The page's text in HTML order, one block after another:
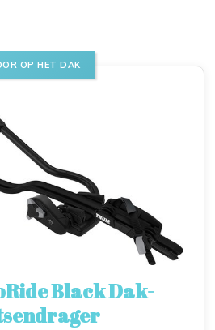
OP HET DAK
Black Dak-